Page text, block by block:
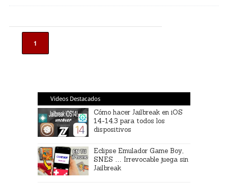
1
Videos Destacados
Cómo hacer Jailbreak en iOS
14-14.3 para todos los
dispositivos
Eclipse Emulador Game Boy,
SNES … Irrevocable juega sin
Jailbreak